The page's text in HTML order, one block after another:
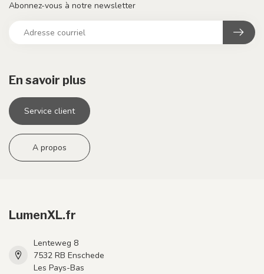
En savoir plus
Service client
A propos
Abonnez-vous à notre newsletter
LumenXL.fr
Lenteweg 8
7532 RB Enschede
Les Pays-Bas